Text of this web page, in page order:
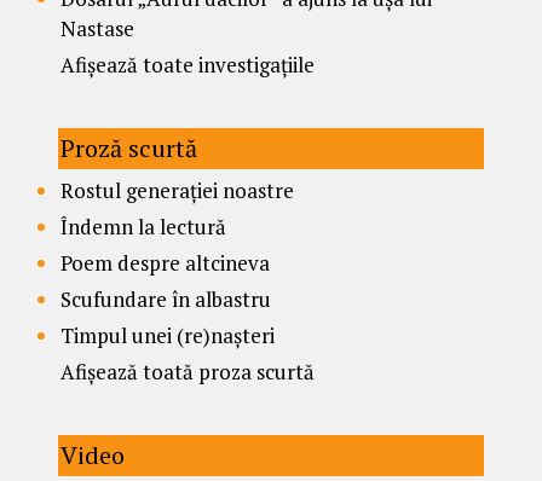
Nastase
Afișează toate investigațiile
Proză scurtă
Rostul generației noastre
Îndemn la lectură
Poem despre altcineva
Scufundare în albastru
Timpul unei (re)nașteri
Afișează toată proza scurtă
Video